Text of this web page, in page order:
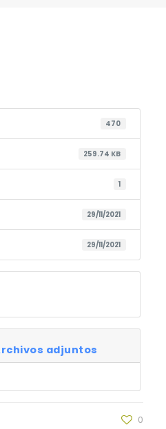
470
259.74 KB
1
29/11/2021
29/11/2021
adjuntos
0